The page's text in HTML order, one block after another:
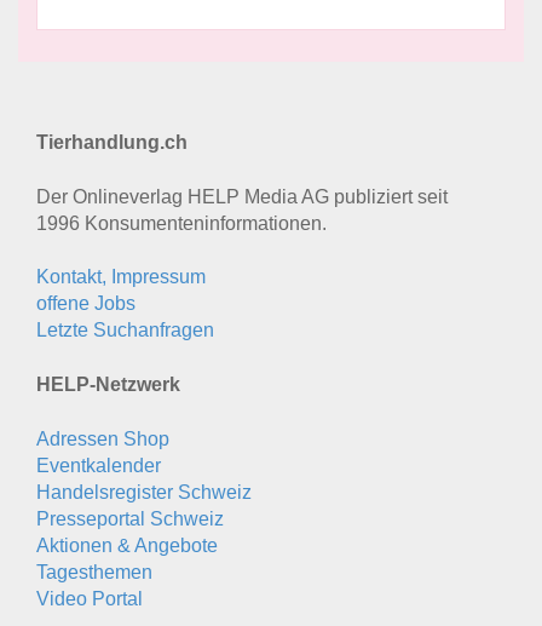
Tierhandlung.ch
Der Onlineverlag HELP Media AG publiziert seit
1996 Konsumenten­informationen.
Kontakt, Impressum
offene Jobs
Letzte Suchanfragen
HELP-Netzwerk
Adressen Shop
Eventkalender
Handelsregister Schweiz
Presseportal Schweiz
Aktionen & Angebote
Tagesthemen
Video Portal